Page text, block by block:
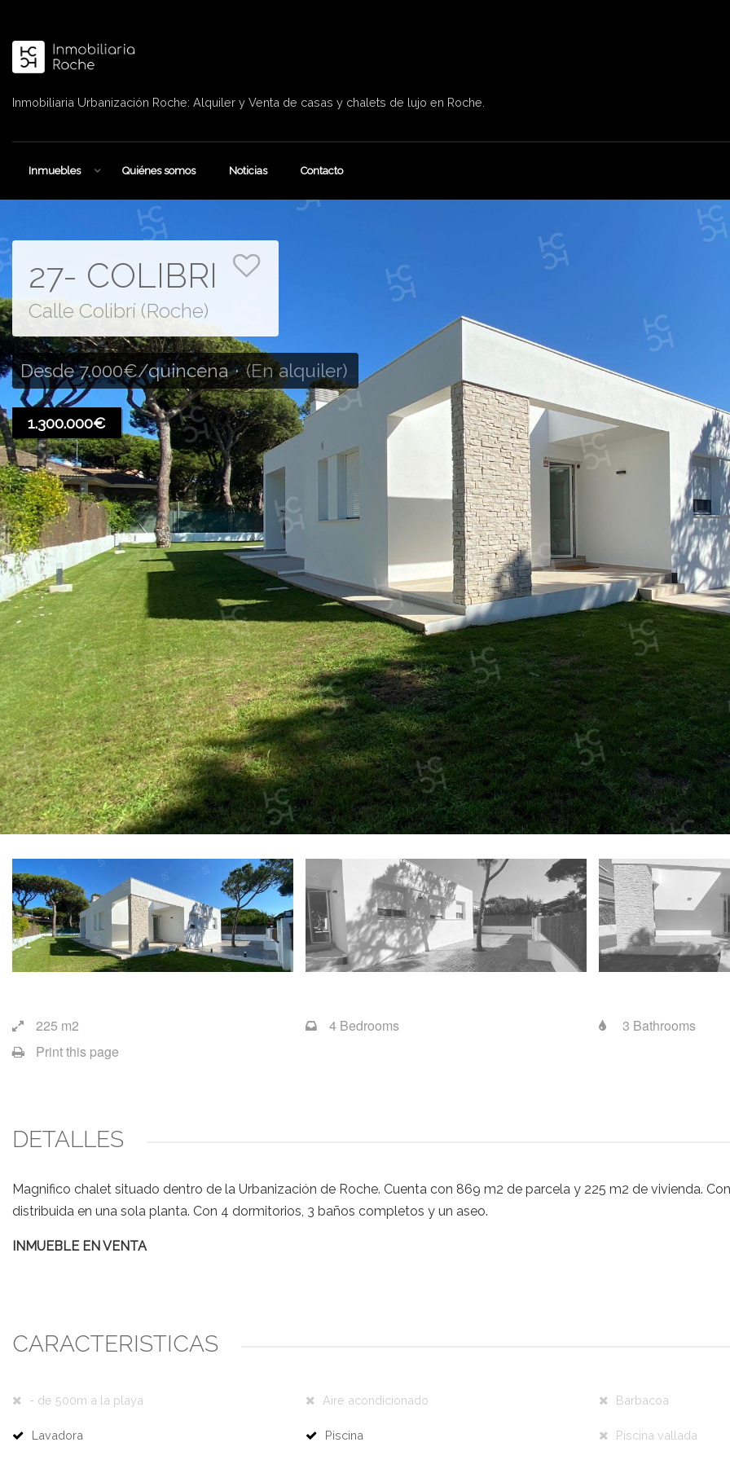
Inmobiliaria Urbanización Roche: Alquiler y Venta de casas y chalets de lujo en Roche.
Inmuebles Quiénes somos Noticias Contacto
27- COLIBRI
Calle Colibrí (Roche)
Desde 7.000€/quincena · (En alquiler)
1.300.000€
225 m2 4 Bedrooms
3 Bathrooms
Print this page
DETALLES
Magnifico chalet situado dentro de la Urbanización de Roche. Cuenta con 869 m2 de parcela y 225 m2 de vivienda.
distribuida en una sola planta. Con 4 dormitorios, 3 baños completos y un aseo.
INMUEBLE EN VENTA
CARACTERÍSTICAS
- de 500m a la playa Aire acondicionado Barbacoa
Lavadora Piscina Piscina vallada